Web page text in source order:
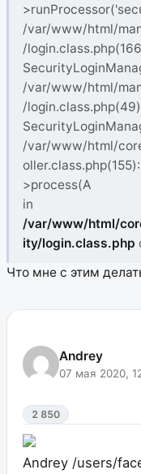
/var/www/html/
/
/var/www/html/
/
/var/www/html/
>process(A
in
/var/www/html/
ity/login.class.php
Что мне с этим
Andrey
07 мая 2020,
2 850
Andrey /users/